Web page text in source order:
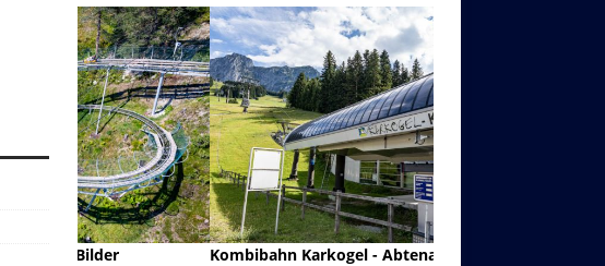
Kombibahn Karkogel - Abtenau - Salzburg
Garmisch-